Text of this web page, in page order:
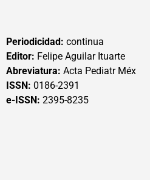
Periodicidad: continua
Editor: Felipe Aguilar Ituarte
Abreviatura: Acta Pediatr Méx
ISSN: 0186-2391
e-ISSN: 2395-8235